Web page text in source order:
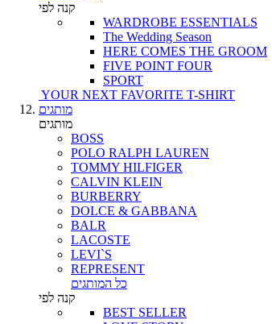
קנה לפי
WARDROBE ESSENTIALS
The Wedding Season
HERE COMES THE GROOM
FIVE POINT FOUR
SPORT
YOUR NEXT FAVORITE T-SHIRT
מותגים
מותגים
BOSS
POLO RALPH LAUREN
TOMMY HILFIGER
CALVIN KLEIN
BURBERRY
DOLCE & GABBANA
BALR
LACOSTE
LEVI`S
REPRESENT
כל המותגים
קנה לפי
BEST SELLER